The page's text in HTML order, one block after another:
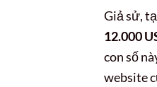
Giả sử,
12.000
con số
website